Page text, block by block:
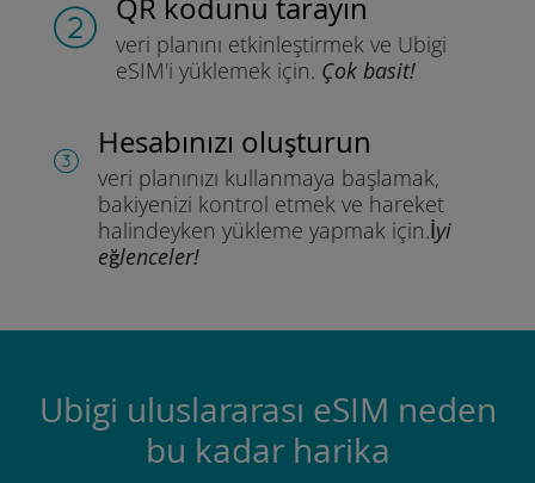
QR kodunu tarayın
veri planını etkinleştirmek ve Ubigi
eSIM'i yüklemek için. Çok basit!
Hesabınızı oluşturun
veri planınızı kullanmaya başlamak,
bakiyenizi kontrol etmek ve hareket
halindeyken yükleme yapmak için.İyi
eğlenceler!
Ubigi uluslararası eSIM neden
bu kadar harika